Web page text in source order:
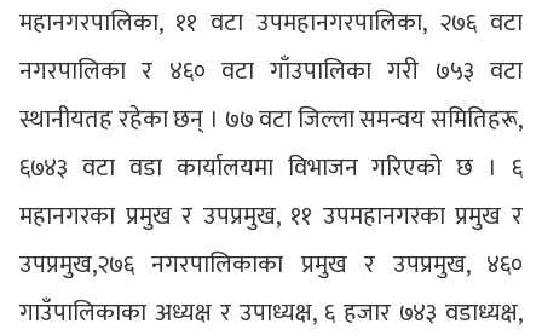
महानगरपालिका, ११ वटा उपमहानगरपालिका, २७६ वटा
नगरपालिका र ४६० वटा गाँउपालिका गरी ७५३ वटा
स्थानीयतह रहेका छन् । ७७ वटा जिल्ला समन्वय समितिहरू,
६७४३ वटा वडा कार्यालयमा विभाजन गरिएको छ । ६
महानगरका प्रमुख र उपप्रमुख, ११ उपमहानगरका प्रमुख र
उपप्रमुख,२७६ नगरपालिकाका प्रमुख र उपप्रमुख, ४६०
गाउँपालिकाका अध्यक्ष र उपाध्यक्ष, ६ हजार ७४३ वडाध्यक्ष,